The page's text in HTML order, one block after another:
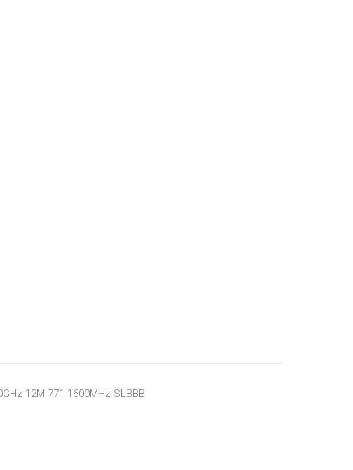
12M 771 1600MHz SLBBB